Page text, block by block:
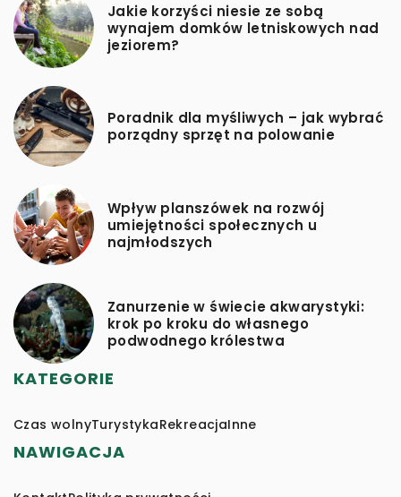
Jakie korzyści niesie ze sobą
wynajem domków letniskowych nad
jeziorem?
Poradnik dla myśliwych – jak wybrać
porządny sprzęt na polowanie
Wpływ planszówek na rozwój
umiejętności społecznych u
najmłodszych
Zanurzenie w świecie akwarystyki:
krok po kroku do własnego
podwodnego królestwa
KATEGORIE
Czas wolnyTurystykaRekreacjaInne
NAWIGACJA